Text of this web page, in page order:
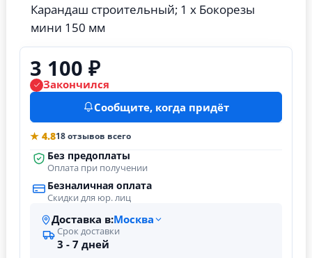
Карандаш строительный; 1 х Бокорезы
мини 150 мм
3 100 ₽
Закончился
Сообщите, когда придёт
★ 4.818 отзывов всего
Без предоплаты
Оплата при получении
Безналичная оплата
Скидки для юр. лиц
Доставка в:Москва
Срок доставки
3 - 7 дней